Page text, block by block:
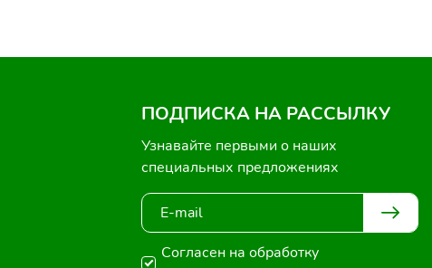
ПОДПИСКА НА РАССЫЛКУ
Узнавайте первыми о наших
специальных предложениях
Согласен на обработку